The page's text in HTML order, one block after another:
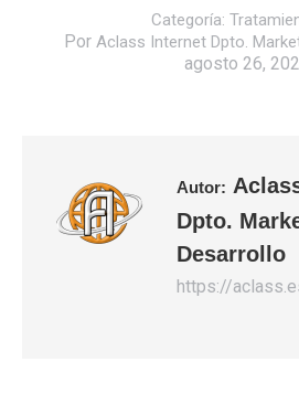
Categoría:
Por Aclass Internet Dpto.
agosto 26,
Autor:
Dpto.
Desarrollo
https://